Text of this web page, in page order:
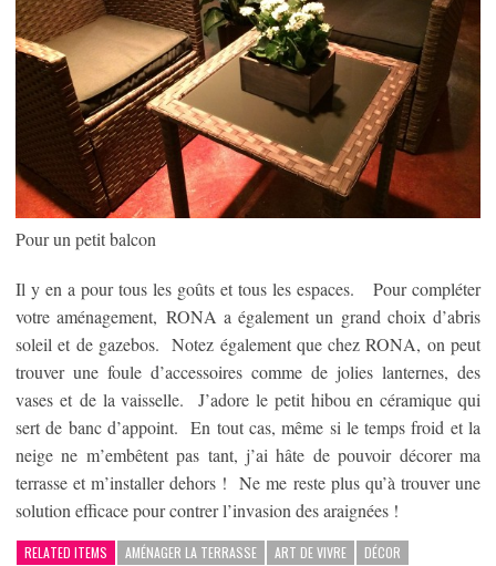
Pour un petit balcon
Il y en a pour tous les goûts et tous les espaces. Pour compléter
votre aménagement, RONA a également un grand choix d’abris
soleil et de gazebos. Notez également que chez RONA, on peut
trouver une foule d’accessoires comme de jolies lanternes, des
vases et de la vaisselle. J’adore le petit hibou en céramique qui
sert de banc d’appoint. En tout cas, même si le temps froid et la
neige ne m’embêtent pas tant, j’ai hâte de pouvoir décorer ma
terrasse et m’installer dehors ! Ne me reste plus qu’à trouver une
solution efficace pour contrer l’invasion des araignées !
RELATED ITEMS AMÉNAGER LA TERRASSE ART DE VIVRE
DÉCOR